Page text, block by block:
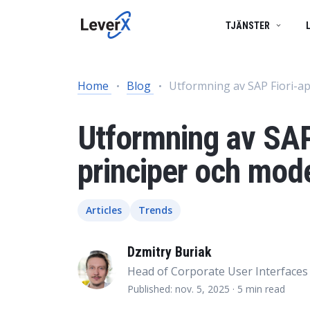
TJÄNSTER
SAP I MOLNET
Produktlivscykelhantering
Försörjningskedjehantering
Spend Management
Marknadsföring och försäljning
Asset Management
SAP-
SAP EWM
Home Blog Utformning av SAP Fiori-
Utformning av
principer och
Articles Trends
Dzmitry Buriak
Head of Corporate User
Published: nov. 5, 2025 · 5 min read